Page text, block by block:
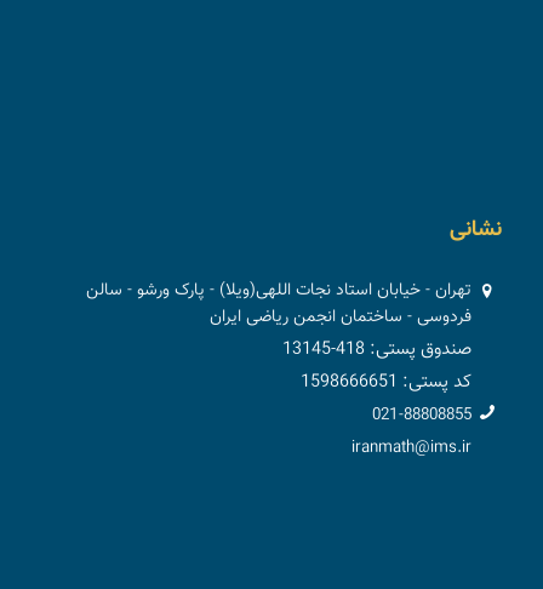
نشانی
تهران - خیابان استاد نجات اللهی(ویلا) - پارک ورشو - سالن
فردوسی - ساختمان انجمن ریاضی ایران
صندوق پستی: 418-13145
کد پستی: 1598666651
021-88808855
iranmath@ims.ir